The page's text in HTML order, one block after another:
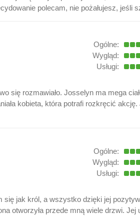
polecam, nie pożałujesz, jeśli
Ogólne:
Wygląd:
Usługi:
się rozmawiało. Josselyn ma mega
kobieta, która potrafi rozkręcić
Ogólne:
Wygląd:
Usługi:
jak król, a wszystko dzięki jej
otworzyła przede mną wiele drzwi.